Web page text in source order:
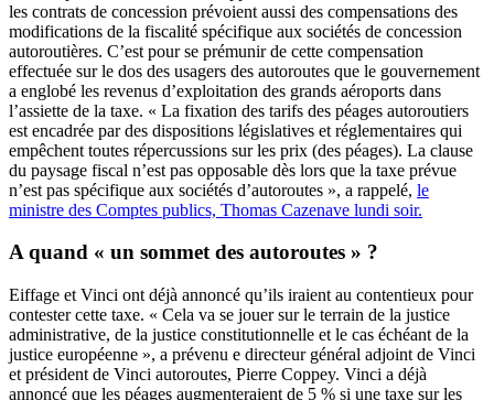
les contrats de concession prévoient aussi des compensations des
modifications de la fiscalité spécifique aux sociétés de concession
autoroutières. C’est pour se prémunir de cette compensation
effectuée sur le dos des usagers des autoroutes que le gouvernement
a englobé les revenus d’exploitation des grands aéroports dans
l’assiette de la taxe. « La fixation des tarifs des péages autoroutiers
est encadrée par des dispositions législatives et réglementaires qui
empêchent toutes répercussions sur les prix (des péages). La clause
du paysage fiscal n’est pas opposable dès lors que la taxe prévue
n’est pas spécifique aux sociétés d’autoroutes », a rappelé, le
ministre des Comptes publics, Thomas Cazenave lundi soir.
A quand « un sommet des autoroutes » ?
Eiffage et Vinci ont déjà annoncé qu’ils iraient au contentieux pour
contester cette taxe. « Cela va se jouer sur le terrain de la justice
administrative, de la justice constitutionnelle et le cas échéant de la
justice européenne », a prévenu e directeur général adjoint de Vinci
et président de Vinci autoroutes, Pierre Coppey. Vinci a déjà
annoncé que les péages augmenteraient de 5 % si une taxe sur les